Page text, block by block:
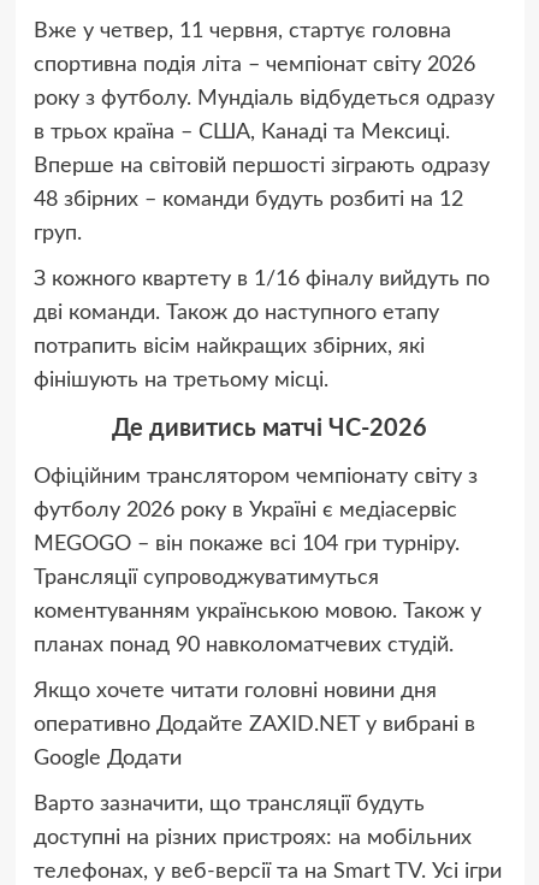
Вже у четвер, 11 червня, стартує головна
спортивна подія літа – чемпіонат світу 2026
року з футболу. Мундіаль відбудеться одразу
в трьох країна – США, Канаді та Мексиці.
Вперше на світовій першості зіграють одразу
48 збірних – команди будуть розбиті на 12
груп.
З кожного квартету в 1/16 фіналу вийдуть по
дві команди. Також до наступного етапу
потрапить вісім найкращих збірних, які
фінішують на третьому місці.
Де дивитись матчі ЧС-2026
Офіційним транслятором чемпіонату світу з
футболу 2026 року в Україні є медіасервіс
MEGOGO – він покаже всі 104 гри турніру.
Трансляції супроводжуватимуться
коментуванням українською мовою. Також у
планах понад 90 навколоматчевих студій.
Якщо хочете читати головні новини дня
оперативно Додайте ZAXID.NET у вибрані в
Google Додати
Варто зазначити, що трансляції будуть
доступні на різних пристроях: на мобільних
телефонах, у веб-версії та на Smart TV. Усі ігри